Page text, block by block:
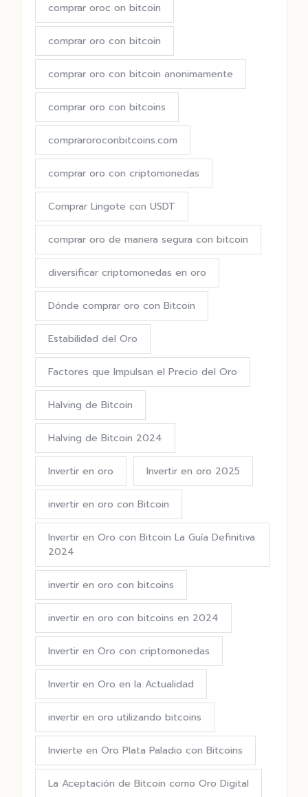
comprar oroc on bitcoin
comprar oro con bitcoin
comprar oro con bitcoin anonimamente
comprar oro con bitcoins
compraroroconbitcoins.com
comprar oro con criptomonedas
Comprar Lingote con USDT
comprar oro de manera segura con bitcoin
diversificar criptomonedas en oro
Dónde comprar oro con Bitcoin
Estabilidad del Oro
Factores que Impulsan el Precio del Oro
Halving de Bitcoin
Halving de Bitcoin 2024
Invertir en oro Invertir en oro 2025
invertir en oro con Bitcoin
Invertir en Oro con Bitcoin La Guía Definitiva
2024
invertir en oro con bitcoins
invertir en oro con bitcoins en 2024
Invertir en Oro con criptomonedas
Invertir en Oro en la Actualidad
invertir en oro utilizando bitcoins
Invierte en Oro Plata Paladio con Bitcoins
La Aceptación de Bitcoin como Oro Digital